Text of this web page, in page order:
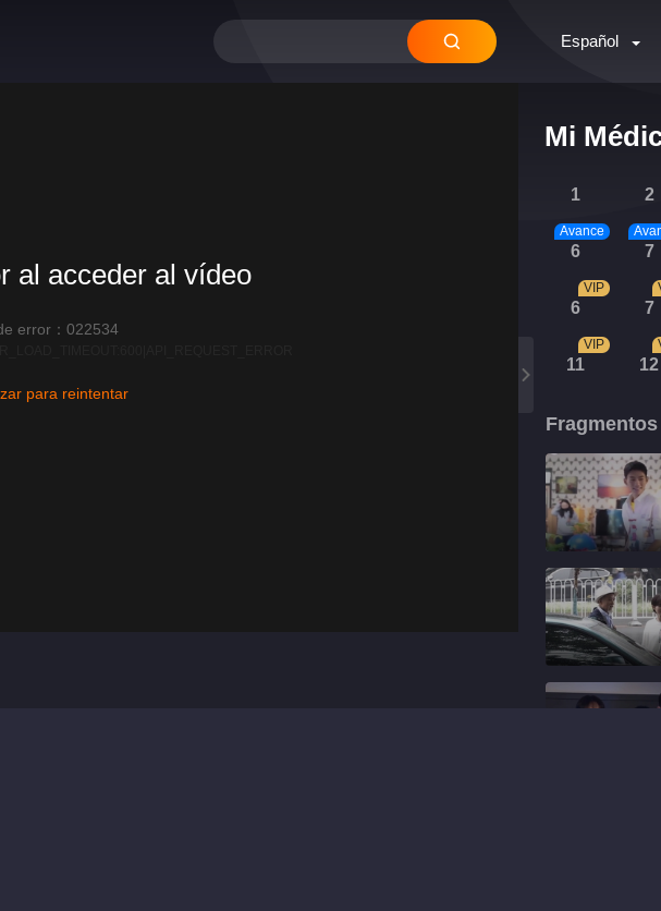
Español
Mi
1 2
6
Avance
7
6
VIP
7
11
VIP
12
Fragmentos
al acceder al vídeo
error：022534
para reintentar